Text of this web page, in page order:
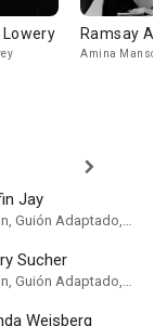
Lowery Ramsay
Amina
Jay
Guión, Guión Adaptado, Historia, Personajes
Sucher
Guión, Guión Adaptado, Historia
Weisberg